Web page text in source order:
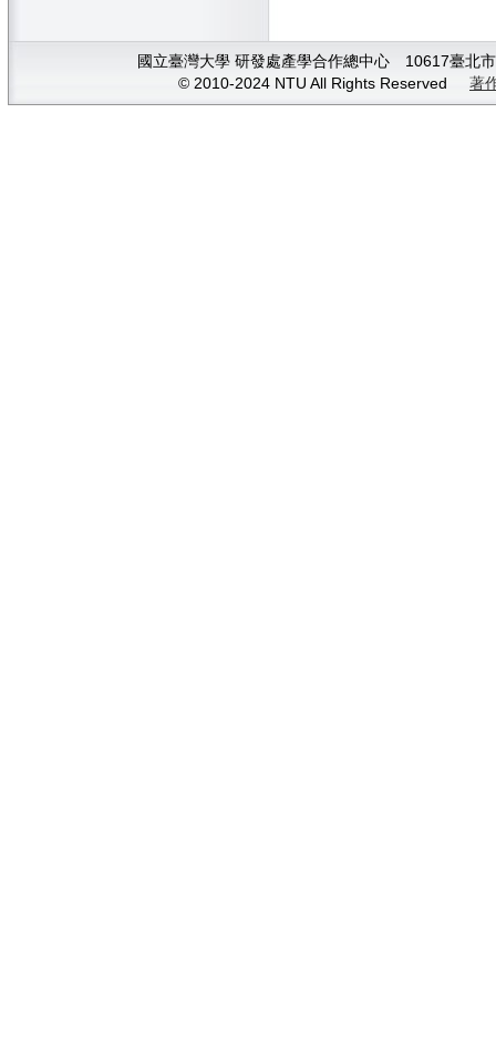
國立臺灣大學 研發處產學合作總中心 10617臺
© 2010-2024 NTU All Rights Reserved 著